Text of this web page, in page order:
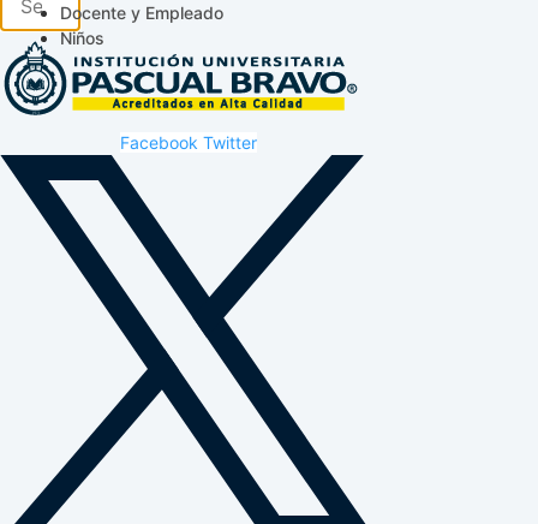
Docente y Empleado
Niños
Facebook Twitter